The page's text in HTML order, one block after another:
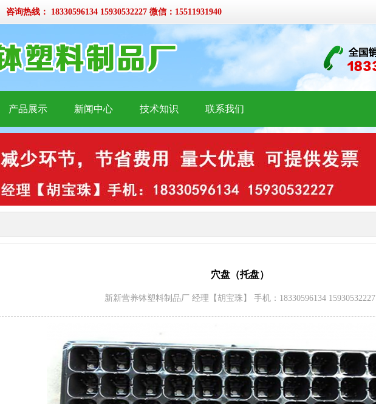
咨询热线： 18330596134 15930532227 微信：15511931940
产品展示 新闻中心 技术知识 联系我们
穴盘（托盘）
新新营养钵塑料制品厂 经理【胡宝珠】 手机：18330596134 15930532227